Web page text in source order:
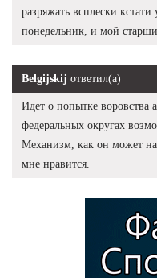
разряжать всплески
понедельник, и мой
Belgijskij ответил(а)
Идет о попытке воровства
федеральных округах
Механизм, как он может
мне нравится.